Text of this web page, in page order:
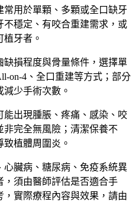
常用於單顆、多顆或全口缺牙
不穩定、有咬合重建需求，或
牙者。
缺損程度與骨量條件，選擇單
on-4、全口重建等方式；部分
少手術次數。
能出現腫脹、疼痛、感染、咬
完全無風險；清潔保養不
植體周圍炎。
心臟病、糖尿病、免疫系統異
，須由醫師評估是否適合手
實際療程內容與效果，請由